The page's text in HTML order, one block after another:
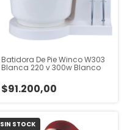
Batidora De Pie Winco W303
Blanca 220 v 300w Blanco
$91.200,00
SIN STOCK